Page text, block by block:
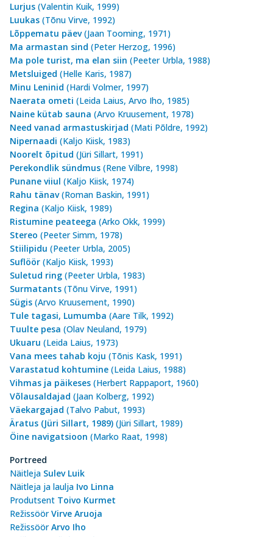
Lurjus (Valentin Kuik, 1999)
Luukas (Tõnu Virve, 1992)
Lõppematu päev(Jaan Tooming, 1971)
Ma armastan sind (Peter Herzog, 1996)
Ma pole turist, ma elan siin (Peeter Urbla, 1988)
Metsluiged (Helle Karis, 1987)
Minu Leninid (Hardi Volmer, 1997)
Naerata ometi (Leida Laius, Arvo Iho, 1985)
Naine kütab sauna (Arvo Kruusement, 1978)
Need vanad armastuskirjad (Mati Põldre, 1992)
Nipernaadi (Kaljo Kiisk, 1983)
Noorelt õpitud (Jüri Sillart, 1991)
Perekondlik sündmus (Rene Vilbre, 1998)
Punane viiul (Kaljo Kiisk, 1974)
Rahu tänav(Roman Baskin, 1991)
Regina (Kaljo Kiisk, 1989)
Ristumine peateega (Arko Okk, 1999)
Stereo (Peeter Simm, 1978)
Stiilipidu (Peeter Urbla, 2005)
Suflöör (Kaljo Kiisk, 1993)
Suletud ring (Peeter Urbla, 1983)
Surmatants (Tõnu Virve, 1991)
Sügis (Arvo Kruusement, 1990)
Tule tagasi, Lumumba (Aare Tilk, 1992)
Tuulte pesa (Olav Neuland, 1979)
Ukuaru (Leida Laius, 1973)
Vana mees tahab koju (Tõnis Kask, 1991)
Varastatud kohtumine (Leida Laius, 1988)
Vihmas ja päikeses (Herbert Rappaport, 1960)
Võlausaldajad (Jaan Kolberg, 1992)
Väekargajad (Talvo Pabut, 1993)
Äratus (Jüri Sillart, 1989) (Jüri Sillart, 1989)
Öine navigatsioon (Marko Raat, 1998)
Portreed
Näitleja Sulev Luik
Näitleja ja laulja Ivo Linna
Produtsent Toivo Kurmet
RežissöörVirve Aruoja
RežissöörArvo Iho